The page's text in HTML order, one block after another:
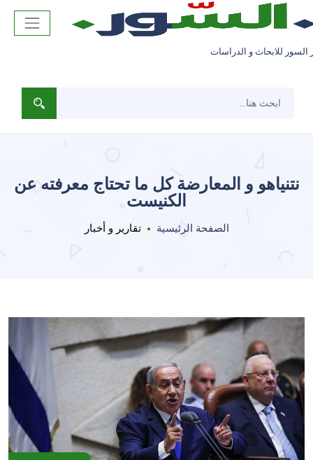
السور للابحاث و الدراسات
نتنياهو و المعارضة كل ما تحتاج معرفته عن
الكنيست
الصفحة الرئيسية تقارير و أخبار